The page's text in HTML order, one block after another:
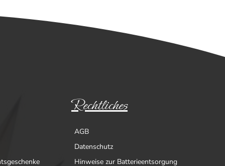
Rechtliches
AGB
Datenschutz
Hinweise zur Batterieentsorgung